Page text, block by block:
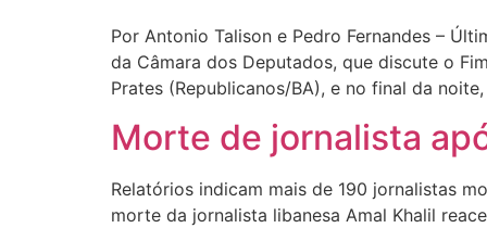
Por Antonio Talison e Pedro Fernandes –
da Câmara dos Deputados, que discute o
Prates (Republicanos/BA), e no final da
Morte de jornalista
Relatórios indicam mais de 190 jornalistas
morte da jornalista libanesa Amal Khalil